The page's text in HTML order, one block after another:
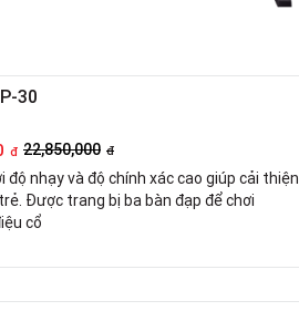
30
đ 22,850,000 đ
độ nhạy và độ chính xác cao giúp cải thiện
Được trang bị ba bàn đạp để chơi
cổ